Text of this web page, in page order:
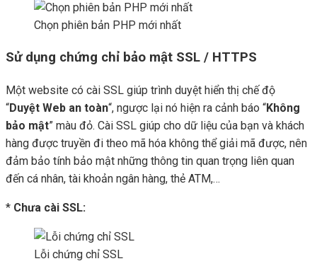
Chọn phiên bản PHP mới nhất
Sử dụng chứng chỉ bảo mật SSL / HTTPS
Một website có cài SSL giúp trình duyệt hiển thị chế độ
“Duyệt Web an toàn“, ngược lại nó hiện ra cảnh báo “Không
bảo mật” màu đỏ. Cài SSL giúp cho dữ liệu của bạn và khách
hàng được truyền đi theo mã hóa không thể giải mã được, nên
đảm bảo tính bảo mật những thông tin quan trọng liên quan
đến cá nhân, tài khoản ngân hàng, thẻ ATM,…
* Chưa cài SSL:
Lỗi chứng chỉ SSL